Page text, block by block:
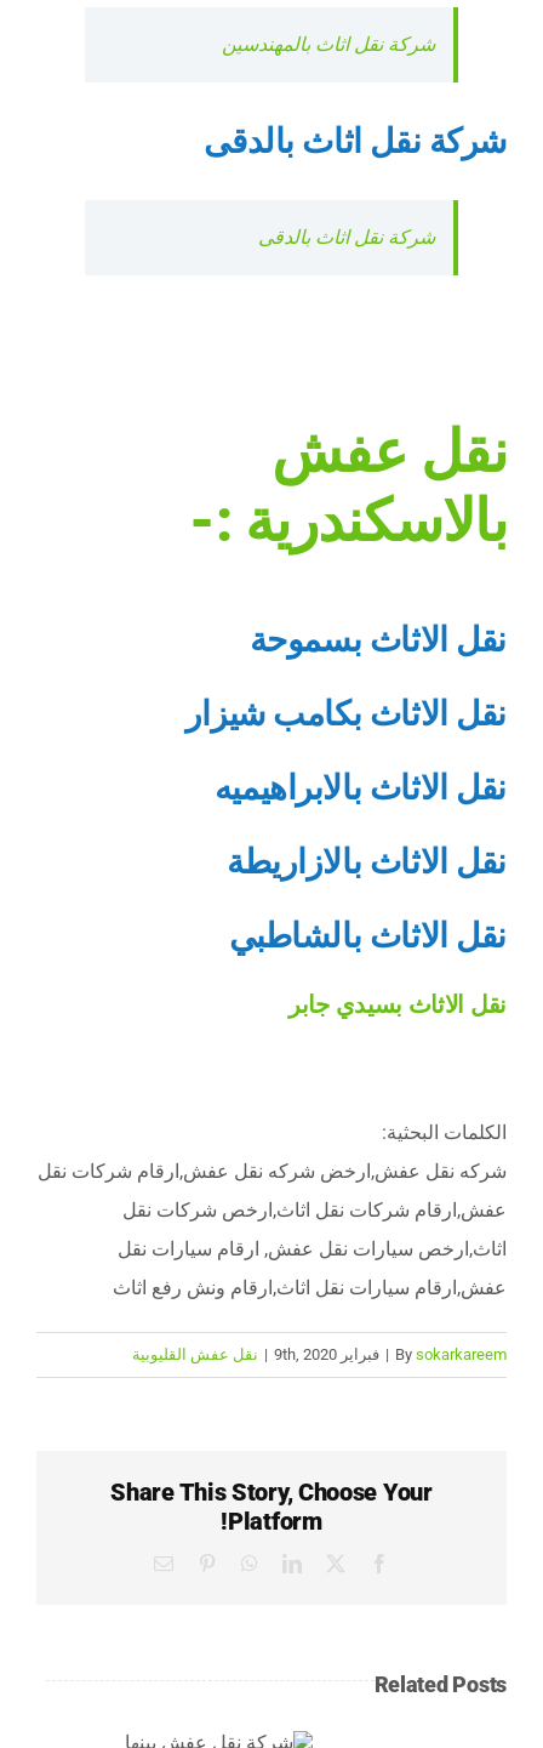
شركة نقل اثاث بالمهندسين
شركة نقل اثاث بالدقى
شركة نقل اثاث بالدقى
نقل عفش
بالاسكندرية :-
نقل الاثاث بسموحة
نقل الاثاث بكامب شيزار
نقل الاثاث بالابراهيميه
نقل الاثاث بالازاريطة
نقل الاثاث بالشاطبي
نقل الاثاث بسيدي جابر
الكلمات البحثية:
شركه نقل عفش,ارخض شركه نقل عفش,ارقام شركات نقل
عفش,ارقام شركات نقل اثاث,ارخص شركات نقل
اثاث,ارخص سيارات نقل عفش, ارقام سيارات نقل
عفش,ارقام سيارات نقل اثاث,ارقام ونش رفع اثاث
By sokarkareem
| فبراير 9th, 2020 | نقل عفش القليوبية
Share This Story, Choose Your
Platform!
Facebook
LinkedIn
WhatsApp
Pinterest
Email
Related Posts